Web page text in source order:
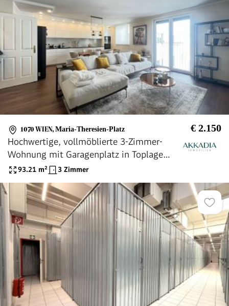
1070 WIEN, Maria-Theresien-Platz € 2.150
Hochwertige, vollmöblierte 3-Zimmer-
Wohnung mit Garagenplatz in Toplage
des 7. Bezirks
93.21 m² 3 Zimmer